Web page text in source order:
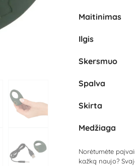
Maitinimas
Ilgis
Skersmuo
Spalva
Skirta
Medžiaga
Norėtumėte
kažką naujo?